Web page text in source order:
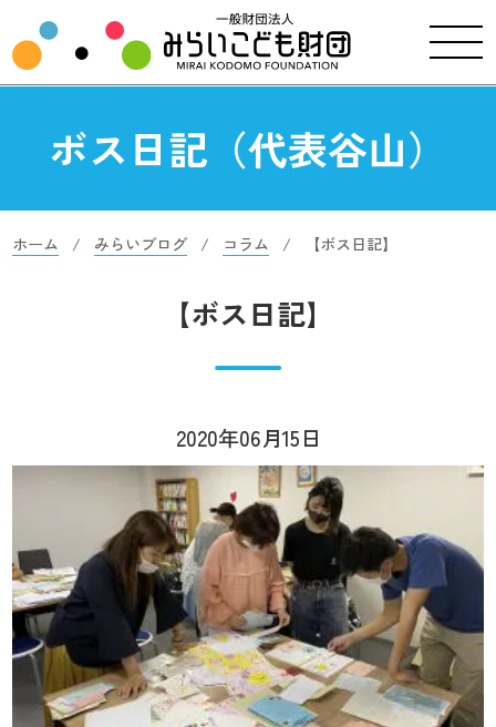
ボス日記（代表谷山）
ホーム みらいブログ コラム 【ボス日記】
【ボス日記】
2020年06月15日